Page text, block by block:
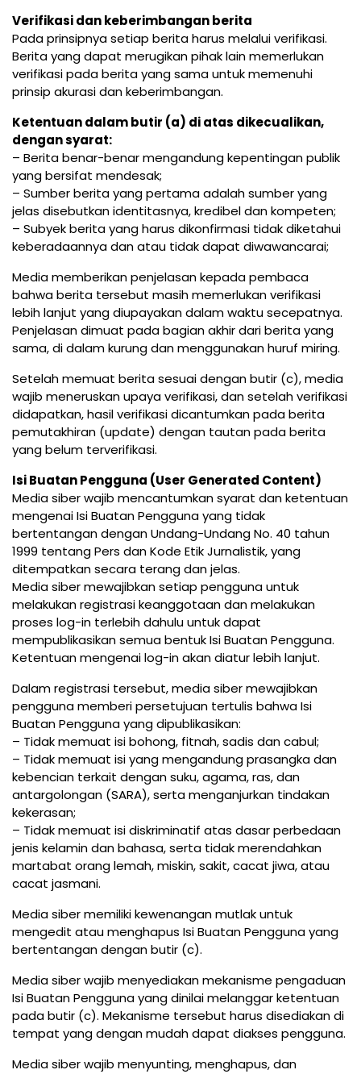
Verifikasi dan keberimbangan berita
Pada prinsipnya setiap berita harus melalui verifikasi.
Berita yang dapat merugikan pihak lain memerlukan
verifikasi pada berita yang sama untuk memenuhi
prinsip akurasi dan keberimbangan.
Ketentuan dalam butir (a) di atas dikecualikan,
dengan syarat:
– Berita benar-benar mengandung kepentingan publik
yang bersifat mendesak;
– Sumber berita yang pertama adalah sumber yang
jelas disebutkan identitasnya, kredibel dan kompeten;
– Subyek berita yang harus dikonfirmasi tidak diketahui
keberadaannya dan atau tidak dapat diwawancarai;
Media memberikan penjelasan kepada pembaca
bahwa berita tersebut masih memerlukan verifikasi
lebih lanjut yang diupayakan dalam waktu secepatnya.
Penjelasan dimuat pada bagian akhir dari berita yang
sama, di dalam kurung dan menggunakan huruf miring.
Setelah memuat berita sesuai dengan butir (c), media
wajib meneruskan upaya verifikasi, dan setelah verifikasi
didapatkan, hasil verifikasi dicantumkan pada berita
pemutakhiran (update) dengan tautan pada berita
yang belum terverifikasi.
Isi Buatan Pengguna (User Generated Content)
Media siber wajib mencantumkan syarat dan ketentuan
mengenai Isi Buatan Pengguna yang tidak
bertentangan dengan Undang-Undang No. 40 tahun
1999 tentang Pers dan Kode Etik Jurnalistik, yang
ditempatkan secara terang dan jelas.
Media siber mewajibkan setiap pengguna untuk
melakukan registrasi keanggotaan dan melakukan
proses log-in terlebih dahulu untuk dapat
mempublikasikan semua bentuk Isi Buatan Pengguna.
Ketentuan mengenai log-in akan diatur lebih lanjut.
Dalam registrasi tersebut, media siber mewajibkan
pengguna memberi persetujuan tertulis bahwa Isi
Buatan Pengguna yang dipublikasikan:
– Tidak memuat isi bohong, fitnah, sadis dan cabul;
– Tidak memuat isi yang mengandung prasangka dan
kebencian terkait dengan suku, agama, ras, dan
antargolongan (SARA), serta menganjurkan tindakan
kekerasan;
– Tidak memuat isi diskriminatif atas dasar perbedaan
jenis kelamin dan bahasa, serta tidak merendahkan
martabat orang lemah, miskin, sakit, cacat jiwa, atau
cacat jasmani.
Media siber memiliki kewenangan mutlak untuk
mengedit atau menghapus Isi Buatan Pengguna yang
bertentangan dengan butir (c).
Media siber wajib menyediakan mekanisme pengaduan
Isi Buatan Pengguna yang dinilai melanggar ketentuan
pada butir (c). Mekanisme tersebut harus disediakan di
tempat yang dengan mudah dapat diakses pengguna.
Media siber wajib menyunting, menghapus, dan